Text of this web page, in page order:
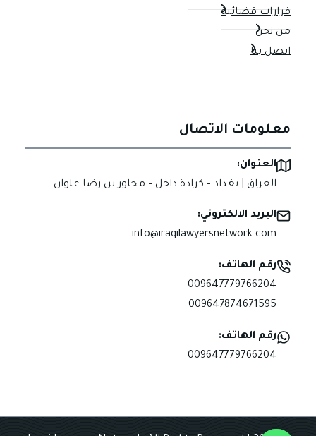
قرارات قضائية
من نحن
اتصل بنا
معلومات الاتصال
العنوان:
العراق | بغداد – كرادة داخل – مجاور بن رضا علوان.
البريد الالكتروني:
info@iraqilawyersnetwork.com
رقم الهاتف:
009647779766204
009647874671595
رقم الهاتف:
009647779766204